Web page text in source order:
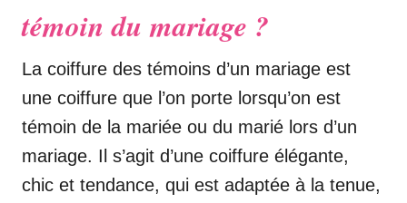
témoin du mariage ?
La coiffure des témoins d’un mariage est
une coiffure que l’on porte lorsqu’on est
témoin de la mariée ou du marié lors d’un
mariage. Il s’agit d’une coiffure élégante,
chic et tendance, qui est adaptée à la tenue,